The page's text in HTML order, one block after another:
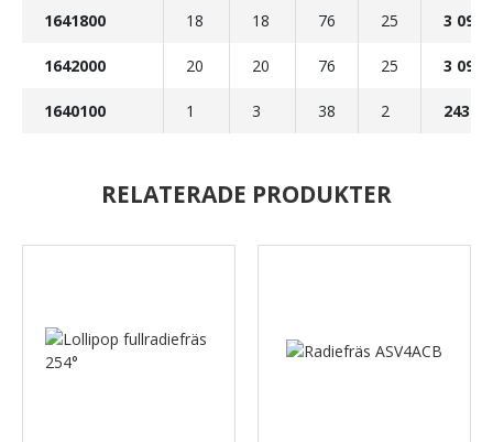
1641800 18 18 76 25 3 097
1642000 20 20 76 25 3 097
1640100 1 3 38 2 243 KR
RELATERADE PRODUKTER